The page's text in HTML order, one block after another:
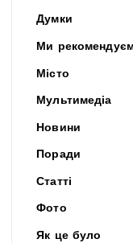
Думки
Ми
Місто
Мультимедіа
Новини
Поради
Статті
Фото
Як це було